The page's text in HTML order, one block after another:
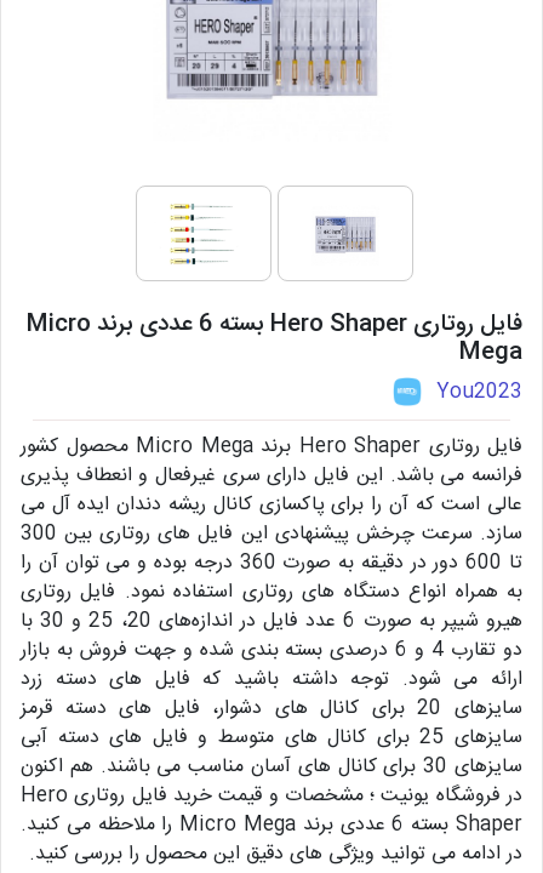
فایل روتاری Hero Shaper بسته 6 عددی برند Micro
Mega
You2023
فایل روتاری Hero Shaper برند Micro Mega محصول کشور
فرانسه می باشد. این فایل دارای سری غیرفعال و انعطاف پذیری
عالی است که آن را برای پاکسازی کانال ریشه دندان ایده آل می
سازد. سرعت چرخش پیشنهادی این فایل های روتاری بین 300
تا 600 دور در دقیقه به صورت 360 درجه بوده و می توان آن را
به همراه انواع دستگاه های روتاری استفاده نمود. فایل روتاری
هیرو شیپر به صورت 6 عدد فایل در اندازه‌های 20، 25 و 30 با
دو تقارب 4 و 6 درصدی بسته بندی شده و جهت فروش به بازار
ارائه می شود. توجه داشته باشید که فایل های دسته زرد
سایزهای 20 برای کانال های دشوار، فایل های دسته قرمز
سایزهای 25 برای کانال های متوسط و فایل های دسته آبی
سایزهای 30 برای کانال های آسان مناسب می باشند. هم اکنون
در فروشگاه یونیت ؛ مشخصات و قیمت خرید فایل روتاری Hero
Shaper بسته 6 عددی برند Micro Mega را ملاحظه می کنید.
در ادامه می توانید ویژگی های دقیق این محصول را بررسی کنید.